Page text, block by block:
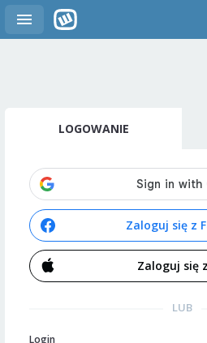
LOGOWANIE
Zaloguj się z
Zaloguj się
LUB
Login